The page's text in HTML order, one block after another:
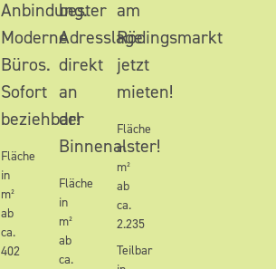
Anbindung.
Moderne
Büros.
Sofort
beziehbar!
Fläche
in
m²
ab
ca.
402
bester
Adresslage
direkt
an
der
Binnenalster!
Fläche
in
m²
ab
ca.
am
Rödingsmarkt
jetzt
mieten!
Fläche
in
m²
ab
ca.
2.235
Teilbar